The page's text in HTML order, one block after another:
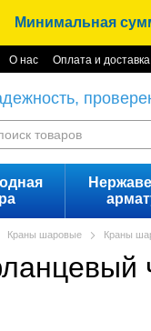
Минимальная
О нас Оплата и доставка
Краны шаровые Краны